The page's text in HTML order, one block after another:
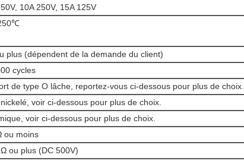
10A 250V, 15A 125V
plus (dépendent de la demande du client)
cycles
de type O lâche, reportez-vous ci-dessous pour plus de choix.
voir ci-dessous pour plus de choix.
voir ci-dessous pour plus de choix.
ou moins
ou plus (DC 500V)